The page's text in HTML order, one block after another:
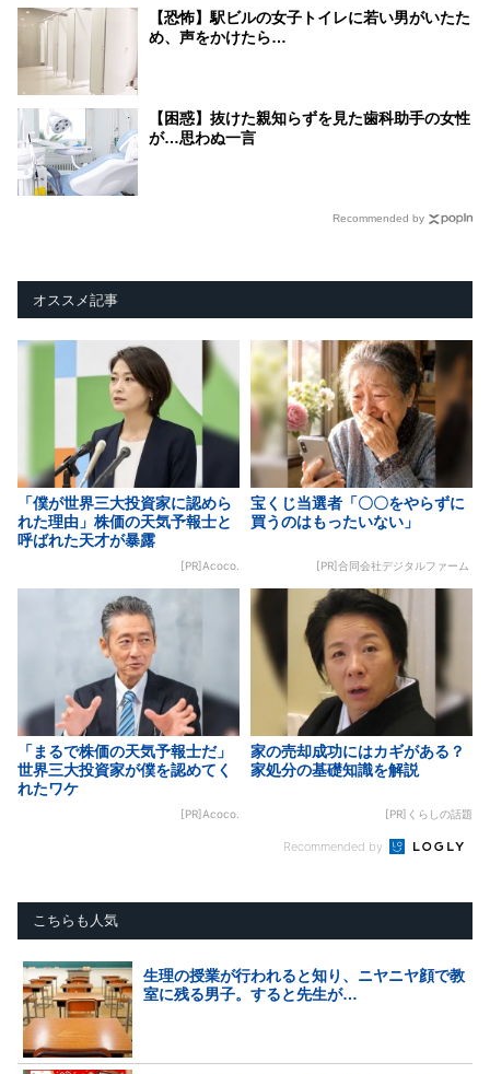
【恐怖】駅ビルの女子トイレに若い男がいたた
め、声をかけたら…
【困惑】抜けた親知らずを見た歯科助手の女性
が…思わぬ一言
Recommended by
オススメ記事
「僕が世界三大投資家に認めら
れた理由」株価の天気予報士と
呼ばれた天才が暴露
[PR]Acoco.
宝くじ当選者「〇〇をやらずに
買うのはもったいない」
[PR]合同会社デジタルファーム
「まるで株価の天気予報士だ」
世界三大投資家が僕を認めてく
れたワケ
[PR]Acoco.
家の売却成功にはカギがある？
家処分の基礎知識を解説
[PR]くらしの話題
Recommended by
こちらも人気
生理の授業が行われると知り、ニヤニヤ顔で教
室に残る男子。すると先生が…